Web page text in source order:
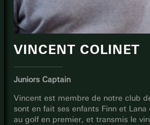
VINCENT COLINET
Juniors Captain
Vincent est membre de notre club
sont en fait ses enfants Finn et Lana
au golf en premier, et transmis le